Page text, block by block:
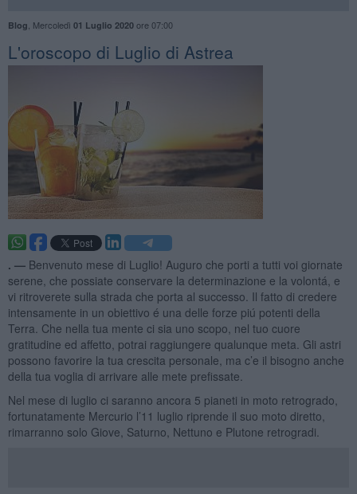
Blog Mercoledì 01 Luglio 2020ore 07:00
L'oroscopo di Luglio di Astrea
. — Benvenuto mese di Luglio! Auguro che porti a tutti voi giornate
serene, che possiate conservare la determinazione e la volontá, e
vi ritroverete sulla strada che porta al successo. Il fatto di credere
intensamente in un obiettivo é una delle forze piú potenti della
Terra. Che nella tua mente ci sia uno scopo, nel tuo cuore
gratitudine ed affetto, potrai raggiungere qualunque meta. Gli astri
possono favorire la tua crescita personale, ma c’e il bisogno anche
della tua voglia di arrivare alle mete prefissate.
Nel mese di luglio ci saranno ancora 5 pianeti in moto retrogrado,
fortunatamente Mercurio l’11 luglio riprende il suo moto diretto,
rimarranno solo Giove, Saturno, Nettuno e Plutone retrogradi.